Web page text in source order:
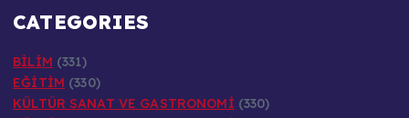
EĞİTİM(330)
KÜLTÜR SANAT VE GASTRONOMİ
KÜLTÜR SANAT VE GASTRONOMİ(329)